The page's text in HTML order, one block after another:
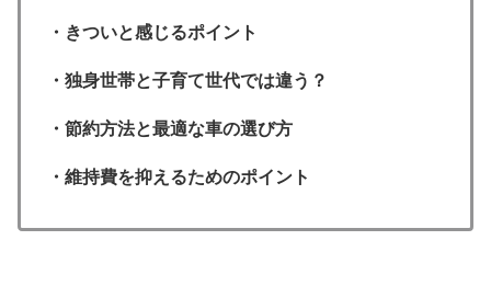
・きついと感じるポイント
・独身世帯と子育て世代では違う？
・節約方法と最適な車の選び方
・維持費を抑えるためのポイント